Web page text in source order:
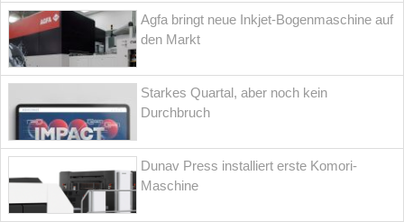
Agfa bringt neue Inkjet-Bogenmaschine auf
den Markt
Starkes Quartal, aber noch kein
Durchbruch
Dunav Press installiert erste Komori-
Maschine